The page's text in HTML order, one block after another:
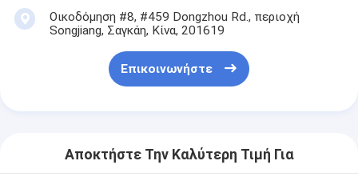
Οικοδόμηση #8, #459 Dongzhou Rd., περιοχή
Songjiang, Σαγκάη, Κίνα, 201619
Επικοινωνήστε
Αποκτήστε Την Καλύτερη Τιμή Για